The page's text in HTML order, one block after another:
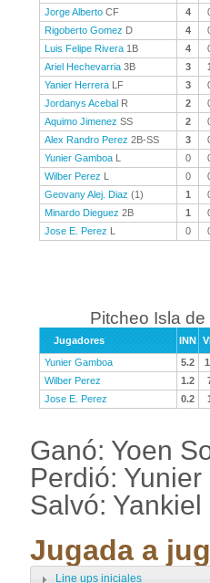
Jorge Alberto CF 4
Rigoberto Gomez D 4
Luis Felipe Rivera 1B 4
Ariel Hechevarria 3B 3
Yanier Herrera LF 3
Jordanys Acebal R 2
Aquimo Jimenez SS 2
Alex Randro Perez 2B-SS 3
Yunier Gamboa L 0
Wilber Perez L 0
Geovany Alej. Diaz (1) 1
Minardo Dieguez 2B 1
Jose E. Perez L 0
Pitcheo Isla
Jugadores INN
Yunier Gamboa
5.2
Wilber Perez
1.2
Jose E. Perez
0.2
Ganó: Yoen
Perdió:
Salvó:
Jugada a
Line ups iniciales